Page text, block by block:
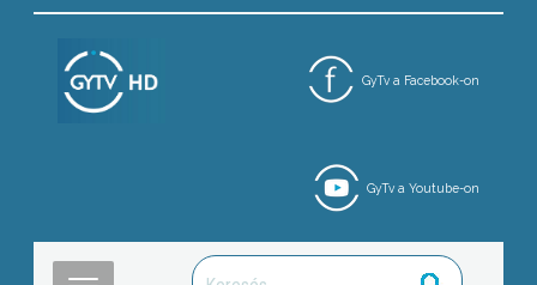
GyTv a Facebook-on
GyTv a Youtube-on